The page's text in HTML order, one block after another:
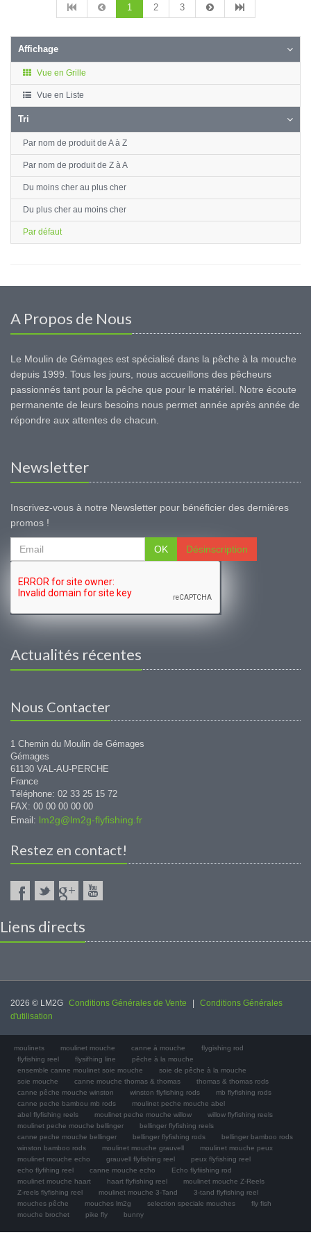
1 2 3
Affichage
Vue en Grille
Vue en Liste
Tri
Par nom de produit de A à Z
Par nom de produit de Z à A
Du moins cher au plus cher
Du plus cher au moins cher
Par défaut
A Propos de Nous
Le Moulin de Gémages est spécialisé dans la pêche à la mouche
depuis 1999. Tous les jours, nous accueillons des pêcheurs
passionnés tant pour la pêche que pour le matériel. Notre écoute
permanente de leurs besoins nous permet année après année de
répondre aux attentes de chacun.
Newsletter
Inscrivez-vous à notre Newsletter pour bénéficier des dernières
promos !
OK Désinscription
Actualités récentes
Nous Contacter
1 Chemin du Moulin de Gémages
Gémages
61130 VAL-AU-PERCHE
France
Téléphone: 02 33 25 15 72
FAX: 00 00 00 00 00
Email: lm2g@lm2g-flyfishing.fr
Restez en contact!
Liens directs
2026 © LM2G Conditions Générales de Vente
Conditions Générales
d'utilisation
moulinets moulinet mouche canne à mouche
flygishing rod
flyfishing reel
flysifhing line
pêche à la mouche
ensemble canne moulinet soie mouche
soie de pêche à la mouche
soie mouche
canne mouche thomas & thomas
thomas & thomas rods
canne pêche mouche winston
winston flyfishing rods
mb flyfishing rods
canne peche bambou mb rods
moulinet peche mouche abel
abel flyfishing reels
moulinet peche mouche willow
willow flyfishing reels
moulinet peche mouche bellinger
bellinger flyfishing reels
canne peche mouche bellinger
bellinger flyfishing rods
bellinger bamboo rods
winston bamboo rods
moulinet mouche grauvell
moulinet mouche peux
moulinet mouche echo
grauvell flyfishing reel
peux flyfishing reel
echo flyfihing reel
canne mouche echo
Echo flyfiishing rod
moulinet mouche haart
haart flyfishing reel
moulinet mouche Z-Reels
Z-reels flyfishing reel
moulinet mouche 3-Tand
3-tand flyfishing reel
mouches pêche
mouches lm2g selection speciale mouches
fly fish
mouche brochet
pike fly bunny